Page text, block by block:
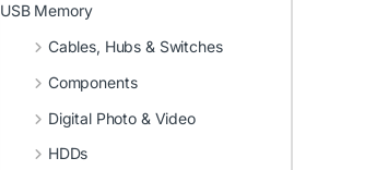
USB Memory
Cables, Hubs & Switches
Components
Digital Photo & Video
HDDs